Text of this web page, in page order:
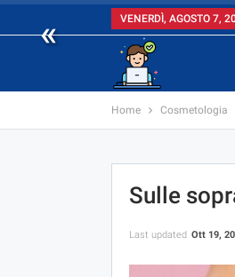
« VENERDÌ, AGOSTO 7,
Home Cosmetologia
Sulle
Last updated Ott 19,